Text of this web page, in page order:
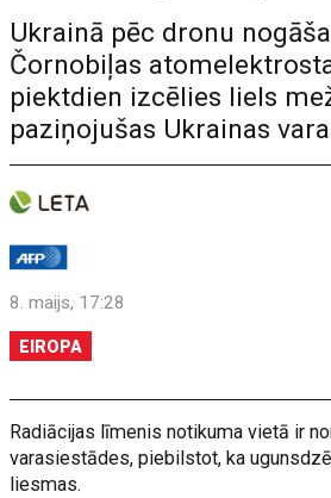
Ukrainā pēc dronu
Čornobiļas
piektdien izcēlies liels
paziņojušas Ukrainas
8. maijs, 17:28
EIROPA
Radiācijas līmenis notikuma vietā ir
varasiestādes, piebilstot, ka
liesmas.